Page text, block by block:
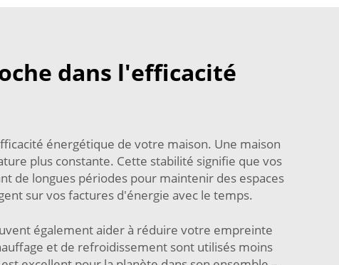
dans l'efficacité
énergétique de votre maison. Une maison
plus constante. Cette stabilité signifie que vos
de longues périodes pour maintenir des espaces
sur vos factures d'énergie avec le temps.
également aider à réduire votre empreinte
et de refroidissement sont utilisés moins